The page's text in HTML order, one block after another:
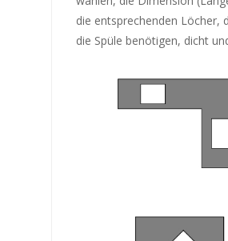
die entsprechenden Löcher,
die Spüle benötigen, dicht